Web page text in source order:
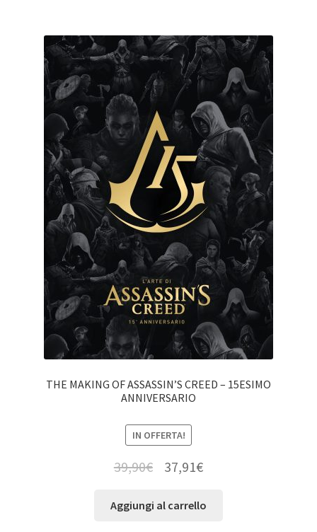
THE MAKING OF ASSASSIN’S CREED – 15ESIMO
ANNIVERSARIO
IN OFFERTA!
39,90€ 37,91€
Aggiungi al carrello